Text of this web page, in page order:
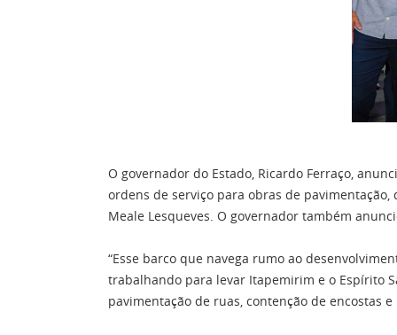
O governador do Estado, Ricardo Ferraço,
ordens de serviço para obras de
Meale Lesqueves. O governador também
“Esse barco que navega rumo ao
trabalhando para levar Itapemirim e o Espírito
pavimentação de ruas, contenção de encostas